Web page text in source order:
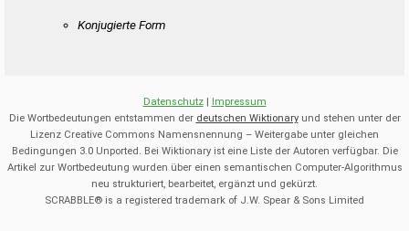
Konjugierte Form
Datenschutz| Impressum
Die Wortbedeutungen entstammen der deutschen Wiktionaryund stehen unter der
Lizenz Creative Commons Namensnennung – Weitergabe unter gleichen
Bedingungen 3.0 Unported. Bei Wiktionary ist eine Liste der Autoren verfügbar. Die
Artikel zur Wortbedeutung wurden über einen semantischen Computer-Algorithmus
neu strukturiert, bearbeitet, ergänzt und gekürzt.
SCRABBLE® is a registered trademark of J.W. Spear & Sons Limited